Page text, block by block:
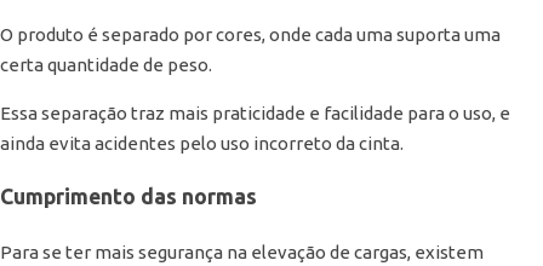
O produto é separado por cores, onde cada uma suporta uma
certa quantidade de peso.
Essa separação traz mais praticidade e facilidade para o uso, e
ainda evita acidentes pelo uso incorreto da cinta.
Cumprimento das normas
Para se ter mais segurança na elevação de cargas, existem